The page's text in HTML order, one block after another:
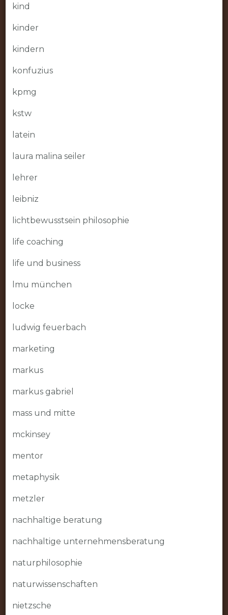
kind
kinder
kindern
konfuzius
kpmg
kstw
latein
laura malina seiler
lehrer
leibniz
lichtbewusstsein philosophie
life coaching
life und business
lmu münchen
locke
ludwig feuerbach
marketing
markus
markus gabriel
mass und mitte
mckinsey
mentor
metaphysik
metzler
nachhaltige beratung
nachhaltige unternehmensberatung
naturphilosophie
naturwissenschaften
nietzsche